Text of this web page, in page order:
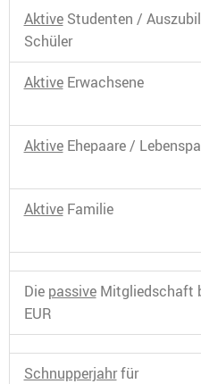
AktiveStudenten /
Schüler
AktiveErwachsene
AktiveEhepaare /
AktiveFamilie
Die passiveMitgliedschaft
EUR
Schnupperjahrfür